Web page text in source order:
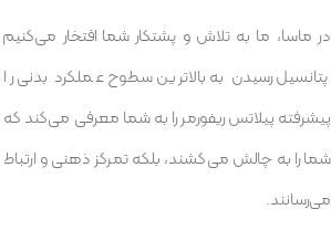
در ماسا، ما به تلاش و پشتکار شما افتخار
پتانسیل رسیدن به بالاترین سطوح عملکرد بدنی
پیشرفته پیلاتس ریفورمر را به شما معرفی می‌کند که
شما را به چالش می‌کشند، بلکه تمرکز ذهنی و ارتباط
می‌رسانند.